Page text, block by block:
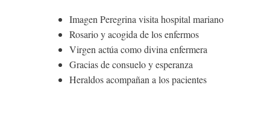
Imagen Peregrina visita hospital mariano
Rosario y acogida de los enfermos
Virgen actúa como divina enfermera
Gracias de consuelo y esperanza
Heraldos acompañan a los pacientes